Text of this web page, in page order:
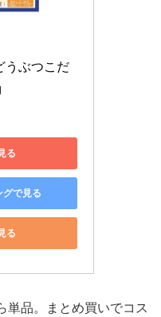
うぶつこだ
る
グで見る
る
単品。まとめ買いでコス